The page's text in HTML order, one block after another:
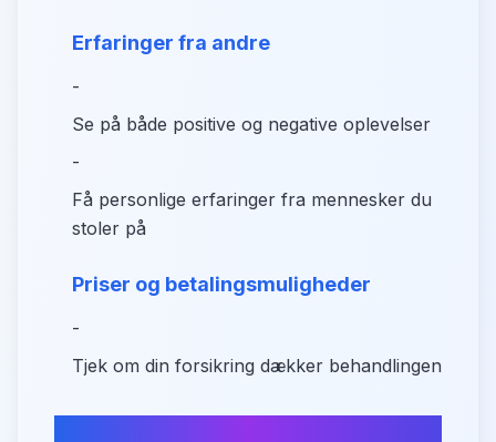
Erfaringer fra andre
-
Se på både positive og negative oplevelser
-
Få personlige erfaringer fra mennesker du
stoler på
Priser og betalingsmuligheder
-
Tjek om din forsikring dækker behandlingen